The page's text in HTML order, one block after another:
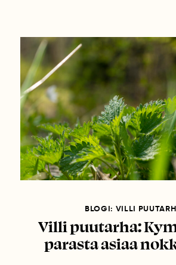
BLOGI: VILLI
Villi puutarha:
parasta asiaa